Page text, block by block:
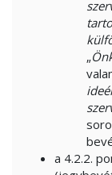
„
a 4.2.2.